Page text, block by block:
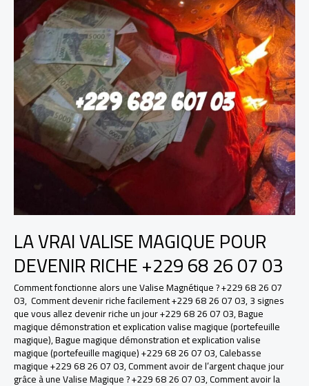
LA VRAI VALISE MAGIQUE POUR
DEVENIR RICHE +229 68 26 07 03
Comment fonctionne alors une Valise Magnétique ? +229 68 26 07
03, Comment devenir riche facilement +229 68 26 07 03,3 signes
que vous allez devenir riche un jour +229 68 26 07 03,Bague
magique démonstration et explication valise magique (portefeuille
magique),Bague magique démonstration et explication valise
magique (portefeuille magique) +229 68 26 07 03,Calebasse
magique +229 68 26 07 03,Comment avoir de l’argent chaque jour
grâce à une Valise Magique ? +229 68 26 07 03,Comment avoir la